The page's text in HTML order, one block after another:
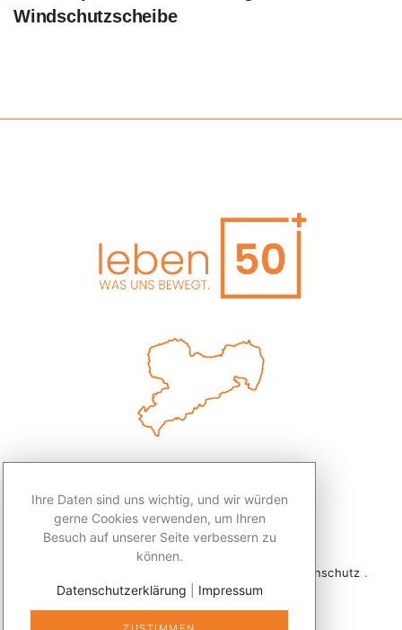
Windschutzscheibe
Datenschutz .
Kontakt
Ihre Daten sind uns wichtig, und wir würden
gerne Cookies verwenden, um Ihren
Besuch auf unserer Seite verbessern zu
können.
Datenschutzerklärung Impressum